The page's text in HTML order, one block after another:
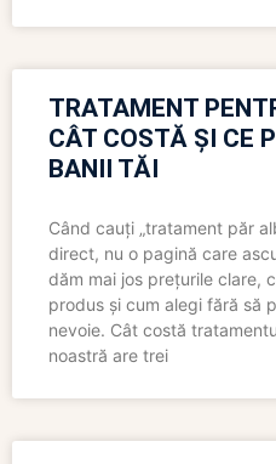
TRATAMENT
CÂT COSTĂ ȘI CE
BANII TĂI
Când cauți „tratament păr
direct, nu o pagină care
dăm mai jos prețurile clare,
produs și cum alegi fără să
nevoie. Cât costă
noastră are trei